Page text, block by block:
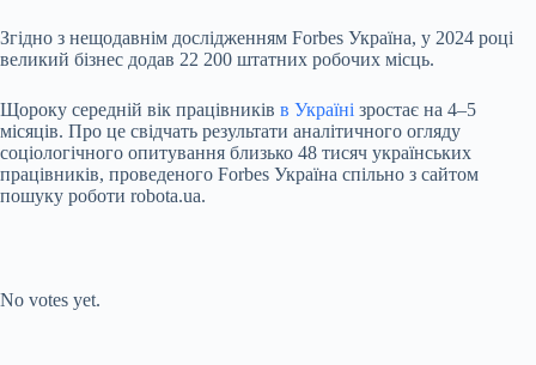
Згідно з нещодавнім дослідженням Forbes Україна, у 2024 році
великий бізнес додав 22 200 штатних робочих місць.
Щороку середній вік працівників в Україні зростає на 4–5
місяців. Про це свідчать результати аналітичного огляду
соціологічного опитування близько 48 тисяч українських
працівників, проведеного Forbes Україна спільно з сайтом
пошуку роботи robota.ua.
No votes yet.